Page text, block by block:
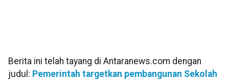
Berita ini telah tayang di Antaranews.com dengan
judul: Pemerintah targetkan pembangunan Sekolah